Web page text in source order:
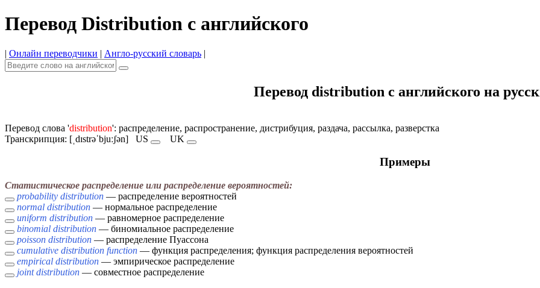
Перевод Distribution с английского
| Онлайн переводчики | Англо-русский словарь |
Перевод distribution с английского на
Перевод слова 'distribution': распределение, распространение, дистрибуция, раздача, рассылка, разверстка
Транскрипция: [ˌdɪstrəˈbjuːʃən] US UK
Примеры
Статистическое распределение или распределение вероятностей:
probability distribution — распределение вероятностей
normal distribution — нормальное распределение
uniform distribution — равномерное распределение
binomial distribution — биномиальное распределение
poisson distribution — распределение Пуассона
cumulative distribution function — функция распределения; функция распределения вероятностей
empirical distribution — эмпирическое распределение
joint distribution — совместное распределение